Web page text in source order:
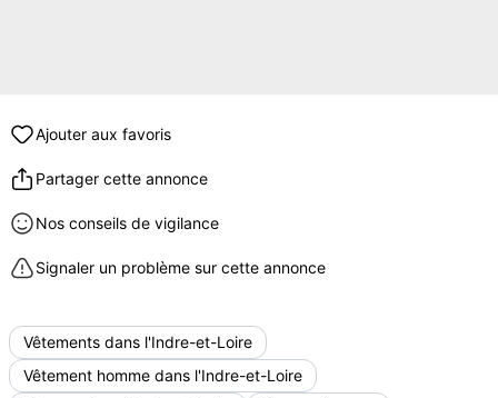
Ajouter aux favoris
Partager cette annonce
Nos conseils de vigilance
Signaler un problème sur cette annonce
Vêtements dans l'Indre-et-Loire
Vêtement homme dans l'Indre-et-Loire